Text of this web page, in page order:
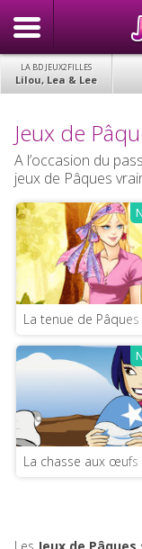
LA BD JEUX2FILLES
Lilou, Lea & Lee
Jeux de
A l’occasion du
jeux de Pâques
La tenue de Pâques
La chasse aux œufs